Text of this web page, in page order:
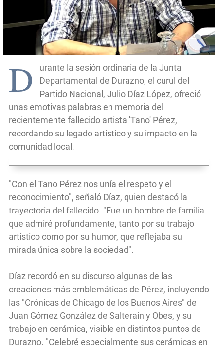
D
urante la sesión ordinaria de la Junta
Departamental de Durazno, el curul del
Partido Nacional, Julio Díaz López, ofreció
unas emotivas palabras en memoria del
recientemente fallecido artista 'Tano' Pérez,
recordando su legado artístico y su impacto en la
comunidad local.
"Con el Tano Pérez nos unía el respeto y el
reconocimiento", señaló Díaz, quien destacó la
trayectoria del fallecido. "Fue un hombre de familia
que admiré profundamente, tanto por su trabajo
artístico como por su humor, que reflejaba su
mirada única sobre la sociedad".
Díaz recordó en su discurso algunas de las
creaciones más emblemáticas de Pérez, incluyendo
las "Crónicas de Chicago de los Buenos Aires" de
Juan Gómez González de Salterain y Obes, y su
trabajo en cerámica, visible en distintos puntos de
Durazno. "Celebré especialmente sus cerámicas en